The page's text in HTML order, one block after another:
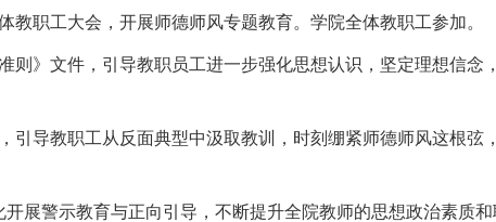
教职工大会，开展师德师风专题教育。学院全体教职工参加。
则》文件，引导教职员工进一步强化思想认识，坚定理想信
引导教职工从反面典型中汲取教训，时刻绷紧师德师风这根
展警示教育与正向引导，不断提升全院教师的思想政治素质和